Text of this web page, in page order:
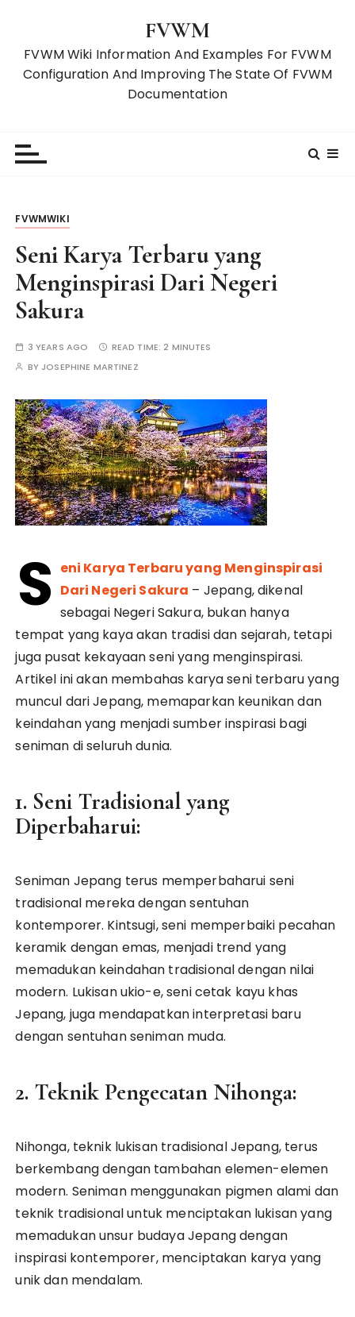
FVWM
FVWM Wiki Information And Examples For FVWM
Configuration And Improving The State Of FVWM
Documentation
FVWMWIKI
Seni Karya Terbaru yang
Menginspirasi Dari Negeri
Sakura
3 YEARS AGO READ TIME:2 MINUTES
BY JOSEPHINE MARTINEZ
S eni Karya Terbaru yang Menginspirasi
Dari Negeri Sakura – Jepang, dikenal
sebagai Negeri Sakura, bukan hanya
tempat yang kaya akan tradisi dan sejarah, tetapi
juga pusat kekayaan seni yang menginspirasi.
Artikel ini akan membahas karya seni terbaru yang
muncul dari Jepang, memaparkan keunikan dan
keindahan yang menjadi sumber inspirasi bagi
seniman di seluruh dunia.
1. Seni Tradisional yang
Diperbaharui:
Seniman Jepang terus memperbaharui seni
tradisional mereka dengan sentuhan
kontemporer. Kintsugi, seni memperbaiki pecahan
keramik dengan emas, menjadi trend yang
memadukan keindahan tradisional dengan nilai
modern. Lukisan ukio-e, seni cetak kayu khas
Jepang, juga mendapatkan interpretasi baru
dengan sentuhan seniman muda.
2. Teknik Pengecatan Nihonga:
Nihonga, teknik lukisan tradisional Jepang, terus
berkembang dengan tambahan elemen-elemen
modern. Seniman menggunakan pigmen alami dan
teknik tradisional untuk menciptakan lukisan yang
memadukan unsur budaya Jepang dengan
inspirasi kontemporer, menciptakan karya yang
unik dan mendalam.